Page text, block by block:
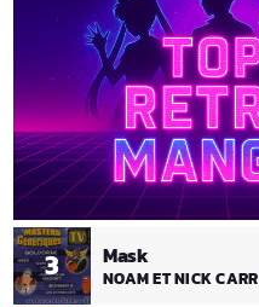
3 Mask
NOAM ET NICK CARR